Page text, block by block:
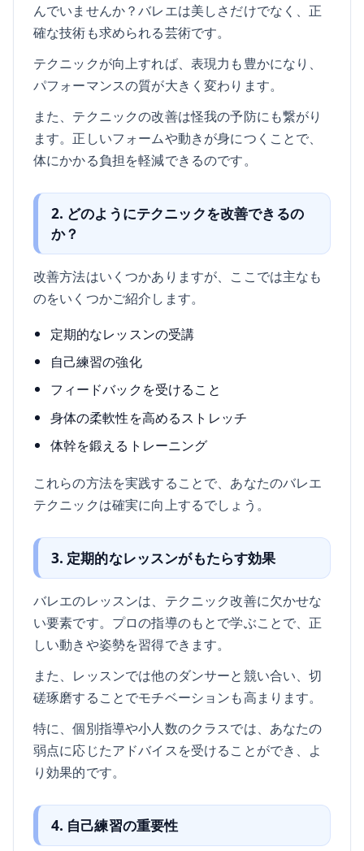
んでいませんか？バレエは美しさだけでなく、正
確な技術も求められる芸術です。
テクニックが向上すれば、表現力も豊かになり、
パフォーマンスの質が大きく変わります。
また、テクニックの改善は怪我の予防にも繋がり
ます。正しいフォームや動きが身につくことで、
体にかかる負担を軽減できるのです。
2. どのようにテクニックを改善できるの
か？
改善方法はいくつかありますが、ここでは主なも
のをいくつかご紹介します。
定期的なレッスンの受講
自己練習の強化
フィードバックを受けること
身体の柔軟性を高めるストレッチ
体幹を鍛えるトレーニング
これらの方法を実践することで、あなたのバレエ
テクニックは確実に向上するでしょう。
3. 定期的なレッスンがもたらす効果
バレエのレッスンは、テクニック改善に欠かせな
い要素です。プロの指導のもとで学ぶことで、正
しい動きや姿勢を習得できます。
また、レッスンでは他のダンサーと競い合い、切
磋琢磨することでモチベーションも高まります。
特に、個別指導や小人数のクラスでは、あなたの
弱点に応じたアドバイスを受けることができ、よ
り効果的です。
4. 自己練習の重要性